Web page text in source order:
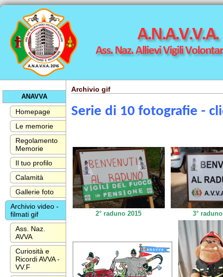
ANAVVA
Homepage
Le memorie
Regolamento
Memorie
Il tuo profilo
Calamità
Gallerie foto
Archivio video -
filmati gif
Ass. Naz.
AVVA
Curiosità e
Ricordi AVVA -
VV.F
Archivio gif
Serie di 10 fotografie -
2° raduno 2015 3°